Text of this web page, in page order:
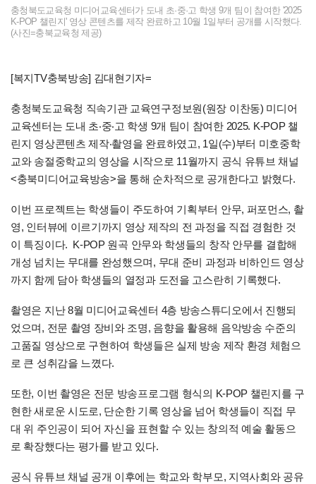
충청북도교육청 미디어교육센터가 도내 초·중·고 학생 9개 팀이 참여한 '2025
K-POP 챌린지' 영상 콘텐츠를 제작 완료하고 10월 1일부터 공개를 시작했다.
(사진=충북교육청 제공)
[복지TV충북방송] 김대현기자=
충청북도교육청 직속기관 교육연구정보원(원장 이찬동) 미디어
교육센터는 도내 초‧중‧고 학생 9개 팀이 참여한 2025. K-POP 챌
린지 영상콘텐츠 제작‧촬영을 완료하였고, 1일(수)부터 미호중학
교와 송절중학교의 영상을 시작으로 11월까지 공식 유튜브 채널
<충북미디어교육방송>을 통해 순차적으로 공개한다고 밝혔다.
이번 프로젝트는 학생들이 주도하여 기획부터 안무, 퍼포먼스, 촬
영, 인터뷰에 이르기까지 영상 제작의 전 과정을 직접 경험한 것
이 특징이다. K-POP 원곡 안무와 학생들의 창작 안무를 결합해
개성 넘치는 무대를 완성했으며, 무대 준비 과정과 비하인드 영상
까지 함께 담아 학생들의 열정과 도전을 고스란히 기록했다.
촬영은 지난 8월 미디어교육센터 4층 방송스튜디오에서 진행되
었으며, 전문 촬영 장비와 조명, 음향을 활용해 음악방송 수준의
고품질 영상으로 구현하여 학생들은 실제 방송 제작 환경 체험으
로 큰 성취감을 느꼈다.
또한, 이번 촬영은 전문 방송프로그램 형식의 K-POP 챌린지를 구
현한 새로운 시도로, 단순한 기록 영상을 넘어 학생들이 직접 무
대 위 주인공이 되어 자신을 표현할 수 있는 창의적 예술 활동으
로 확장했다는 평가를 받고 있다.
공식 유튜브 채널 공개 이후에는 학교와 학부모, 지역사회와 공유